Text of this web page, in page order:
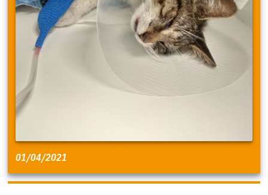
01/04/2021